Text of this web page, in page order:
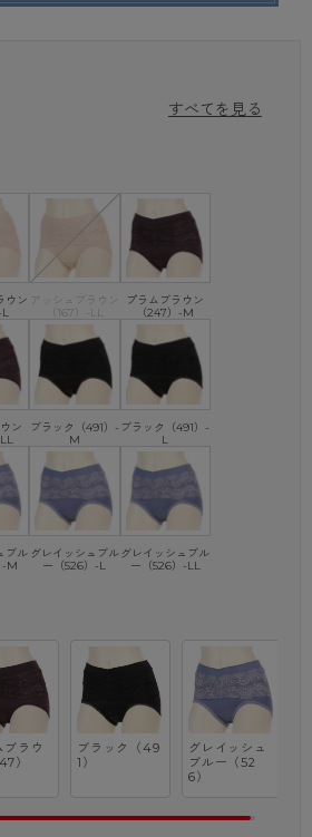
た美しい姿勢づくりをサポートします。
トされているので、タグが肌にチクチク当た
。
2way生地使用
クしないタグレス仕様（洗濯表示直接プリン
総丈置き寸28cm、LL…総丈置き寸30cm
気ロングセラー商品（品番 88229）の後継
の色に近づけるよう調整しておりますが、 ご
定やスマホ画面シール等）により実物と色
位置によりレース・柄の出方に多少の個体差
すべてを見る
ウン
L
アッシュブラウン
（167）-LL
プラムブラウン
（247）-M
ン
ブラック（491）-
M
ブラック（491）-
L
ブル
-M
グレイッシュブル
ー（526）-L
グレイッシュブル
ー（526）-LL
ブラウ
）
ブラック（49
1）
グレイッシュ
ブルー（52
6）